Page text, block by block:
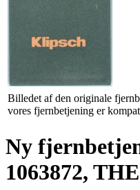
Billedet af den originale
vores fjernbetjening er
Ny
1063872,